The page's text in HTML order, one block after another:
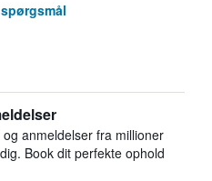
anmeldelser fra millioner
Book dit perfekte ophold